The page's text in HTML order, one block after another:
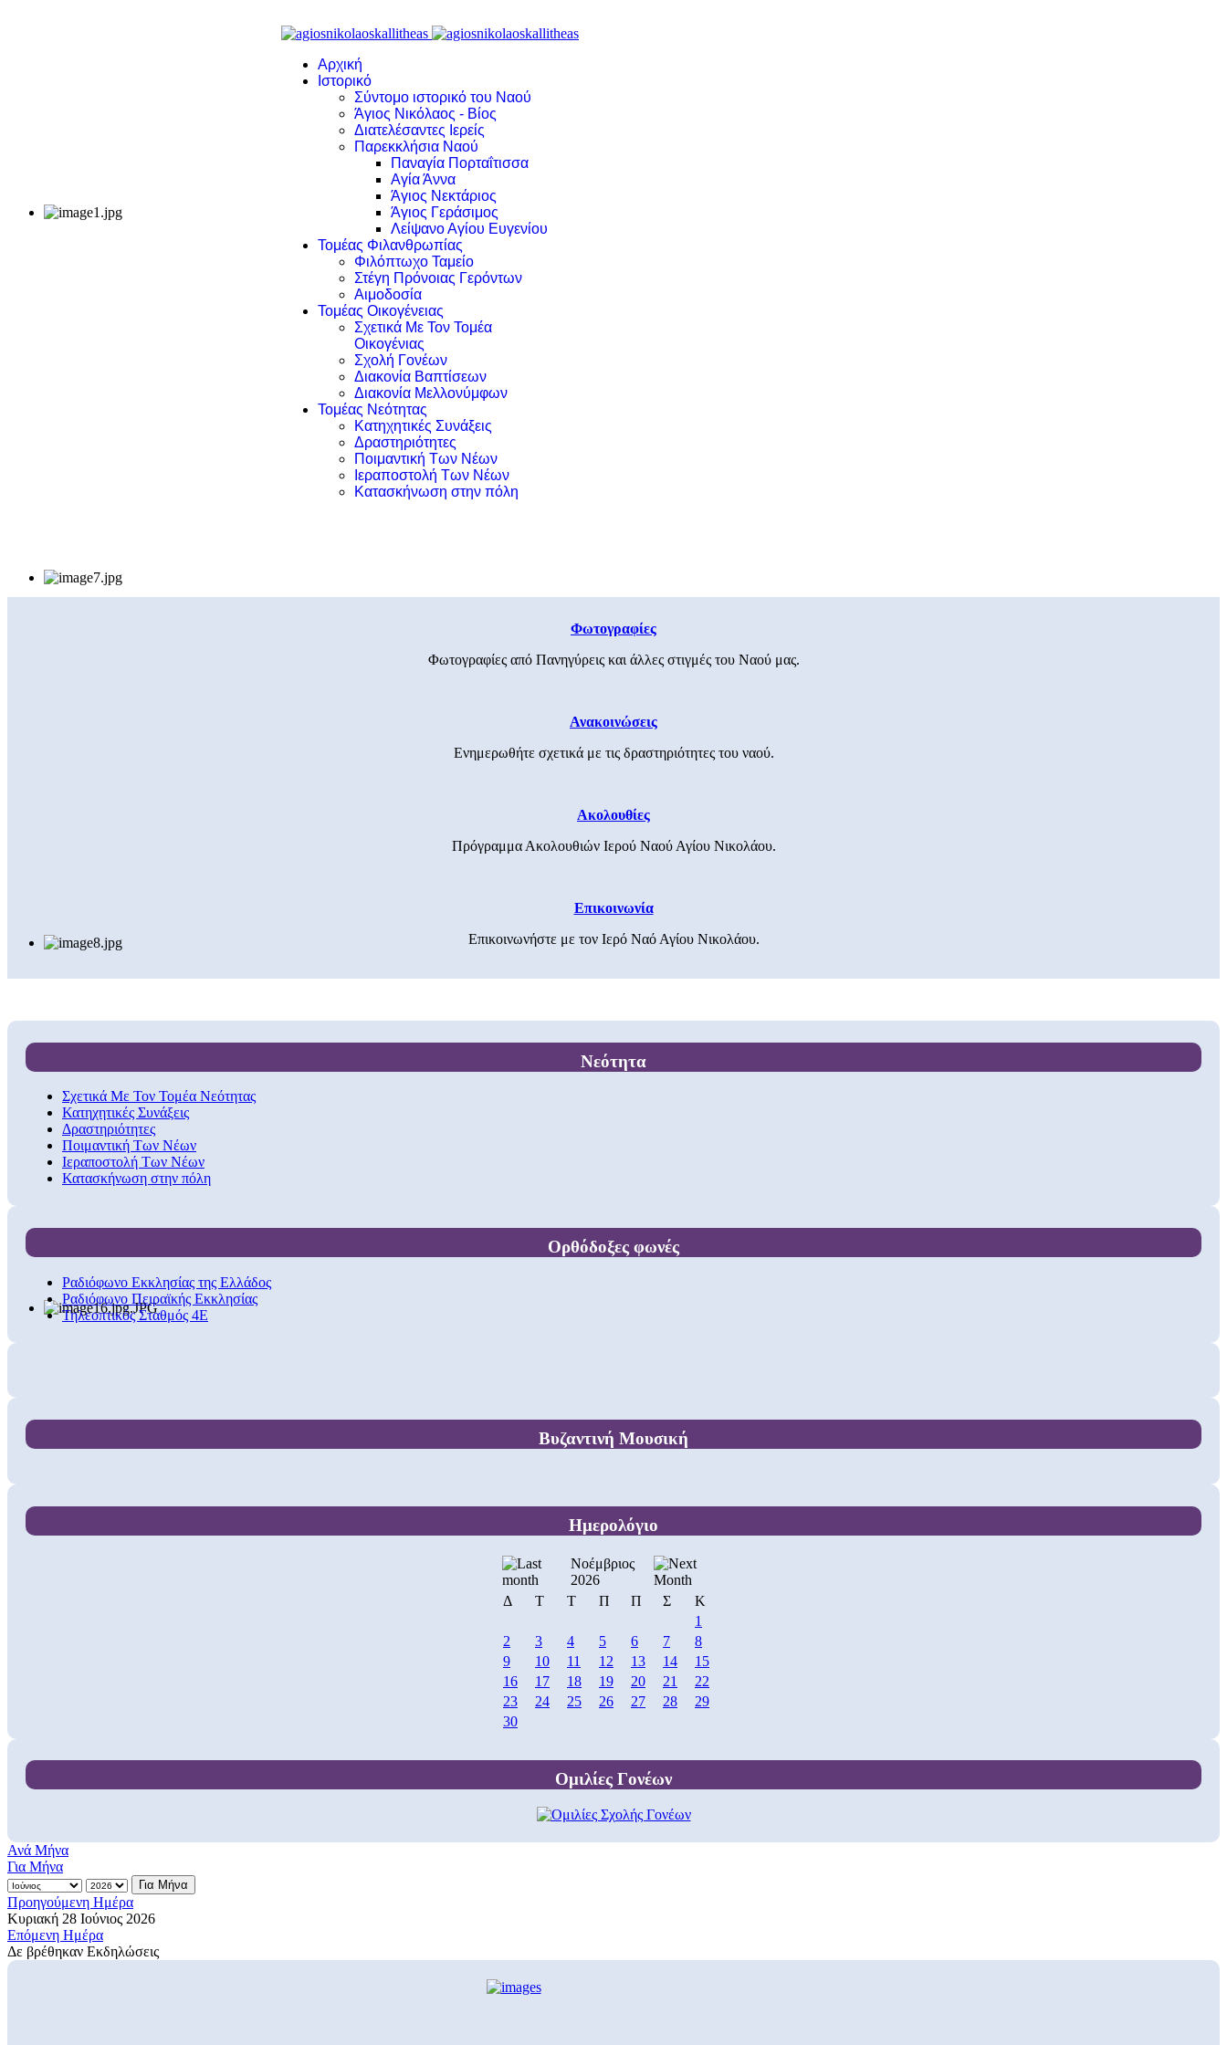
Αρχική
Ιστορικό
Σύντομο ιστορικό του Ναού
Άγιος Νικόλαος - Βίος
Διατελέσαντες Ιερείς
Παρεκκλήσια Ναού
Παναγία Πορταΐτισσα
Αγία Άννα
Άγιος Νεκτάριος
Άγιος Γεράσιμος
Λείψανο Αγίου Ευγενίου
Τομέας Φιλανθρωπίας
Φιλόπτωχο Ταμείο
Στέγη Πρόνοιας Γερόντων
Αιμοδοσία
Τομέας Οικογένειας
Σχετικά Με Τον Τομέα
Οικογένιας
Σχολή Γονέων
Διακονία Βαπτίσεων
Διακονία Μελλονύμφων
Τομέας Νεότητας
Κατηχητικές Συνάξεις
Δραστηριότητες
Ποιμαντική Των Νέων
Ιεραποστολή Των Νέων
Κατασκήνωση στην πόλη
Φωτογραφίες
Φωτογραφίες από Πανηγύρεις και άλλες στιγμές του Ναού μας.
Ανακοινώσεις
Ενημερωθήτε σχετικά με τις δραστηριότητες του ναού.
Ακολουθίες
Πρόγραμμα Ακολουθιών Ιερού Ναού Αγίου Νικολάου.
Επικοινωνία
Επικοινωνήστε με τον Ιερό Ναό Αγίου Νικολάου.
Νεότητα
Σχετικά Με Τον Τομέα Νεότητας
Κατηχητικές Συνάξεις
Δραστηριότητες
Ποιμαντική Των Νέων
Ιεραποστολή Των Νέων
Κατασκήνωση στην πόλη
Ορθόδοξες φωνές
Ραδιόφωνο Εκκλησίας της Ελλάδος
Ραδιόφωνο Πειραϊκής Εκκλησίας
Τηλεοπτικός Σταθμός 4Ε
Βυζαντινή Μουσική
Ημερολόγιο
Νοέμβριος
2026
Δ
Τ Τ Π Π Σ
Κ
1
2
3 4 5 6 7
8
9
10 11 12 13 14
15
16
17 18 19 20 21
22
23
24 25 26 27 28
29
30
Ομιλίες Γονέων
Ανά Μήνα
Για Μήνα
Για Μήνα
Προηγούμενη Ημέρα
Κυριακή 28 Ιούνιος 2026
Επόμενη Ημέρα
Δε βρέθηκαν Εκδηλώσεις